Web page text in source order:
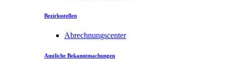
Bezirksstellen
Abrechnungscenter
Amtliche Bekanntmachungen